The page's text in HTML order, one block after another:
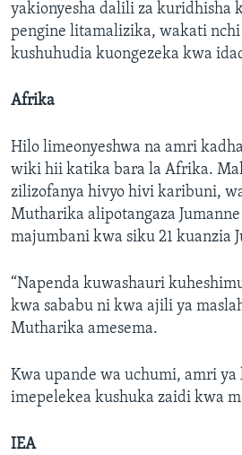
yakionyesha dalili za kuridhisha
pengine litamalizika, wakati
kushuhudia kuongezeka kwa
Afrika
Hilo limeonyeshwa na amri
wiki hii katika bara la Afrika.
zilizofanya hivyo hivi karibuni,
Mutharika alipotangaza
majumbani kwa siku 21 kuanzia
“Napenda kuwashauri
kwa sababu ni kwa ajili ya
Mutharika amesema.
Kwa upande wa uchumi, amri
imepelekea kushuka zaidi kwa
IEA